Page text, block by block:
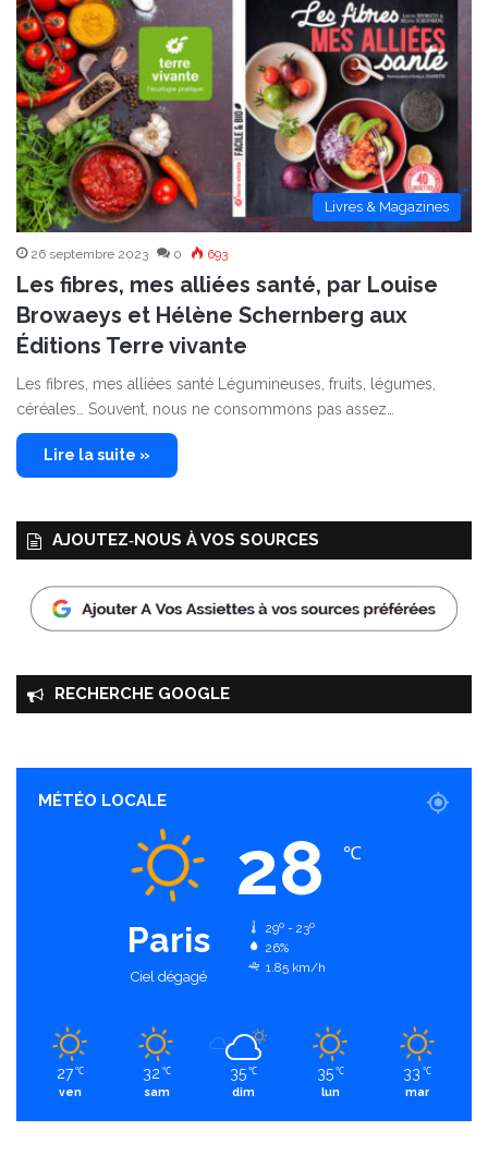
Livres & Magazines
26 septembre 2023 0 693
Les fibres, mes alliées santé, par Louise
Browaeys et Hélène Schernberg aux
Éditions Terre vivante
Les fibres, mes alliées santé Légumineuses, fruits, légumes,
céréales… Souvent, nous ne consommons pas assez…
Lire la suite »
AJOUTEZ‑NOUS À VOS SOURCES
RECHERCHE GOOGLE
MÉTÉO LOCALE
Paris
Ciel dégagé
28 ℃
29º - 23º
26%
1.85 km/h
27 ℃
ven
32 ℃
sam
35 ℃
dim
35 ℃
lun
33 ℃
mar